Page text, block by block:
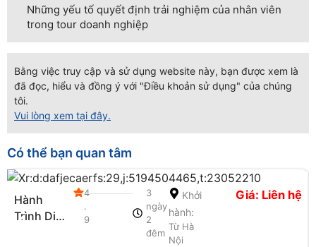
Những yếu tố quyết định trải nghiệm của nhân viên
trong tour doanh nghiệp
Bằng việc truy cập và sử dụng website này, bạn được xem là
đã đọc, hiểu và đồng ý với "Điều khoản sử dụng" của chúng
tôi.
Vui lòng xem tại đây.
Có thể bạn quan tâm
Hành
Trình Di
4
.
9
3
ngày
2
đêm
Khởi
hành:
Từ Hà
Nội
Giá: Liên hệ